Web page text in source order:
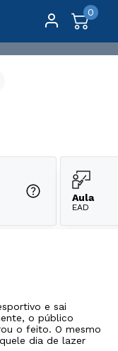
0
e de
Aula
EAD
e sai
o público
o feito. O mesmo
dia de lazer